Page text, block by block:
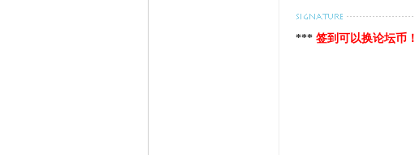
*** 签到可以换论坛币！